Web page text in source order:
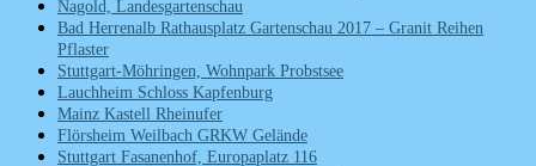
Nagold, Landesgartenschau
Bad Herrenalb Rathausplatz Gartenschau 2017 – Granit Reihen
Pflaster
Stuttgart-Möhringen, Wohnpark Probstsee
Lauchheim Schloss Kapfenburg
Mainz Kastell Rheinufer
Flörsheim Weilbach GRKW Gelände
Stuttgart Fasanenhof, Europaplatz 116